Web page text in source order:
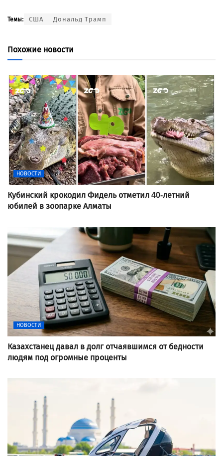
Темы: США Дональд Трамп
Похожие новости
НОВОСТИ
Кубинский крокодил Фидель отметил 40-летний
юбилей в зоопарке Алматы
НОВОСТИ
Казахстанец давал в долг отчаявшимся от бедности
людям под огромные проценты